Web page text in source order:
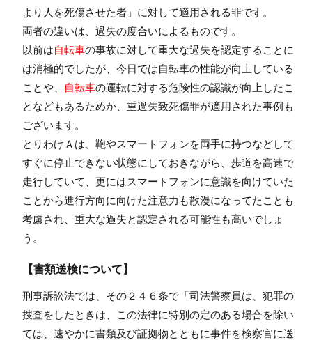
より人を死傷させた者」に対して適用される罪です。
両者の違いは、過失の度合いによるものです。
以前は自転車の事故に対して重大な過失を認定することに
は消極的でしたが、今日では自転車の性能が向上している
ことや、
自転車の運転に対する危険性の認識が向上したこ
となどもあるためか、重過失致死傷罪が適用された事例も
ございます。
とりわけＡは、鞄やスマートフォンを両手に持つなどして
すぐに停止できない状態にしておきながら、歩道を高速で
走行していて、更にはスマートフォンに意識を向けていた
ことから進行方向に向けた注意力も散漫になってたことも
考慮され、重大な過失と認定される可能性も高いでしょ
う。
【書類送検について】
刑事訴訟法では、その２４６条で「司法警察員は、犯罪の
捜査をしたときは、この法律に特別の定のある場合を除い
ては、速やかに書類及び証拠物とともに事件を検察官に送